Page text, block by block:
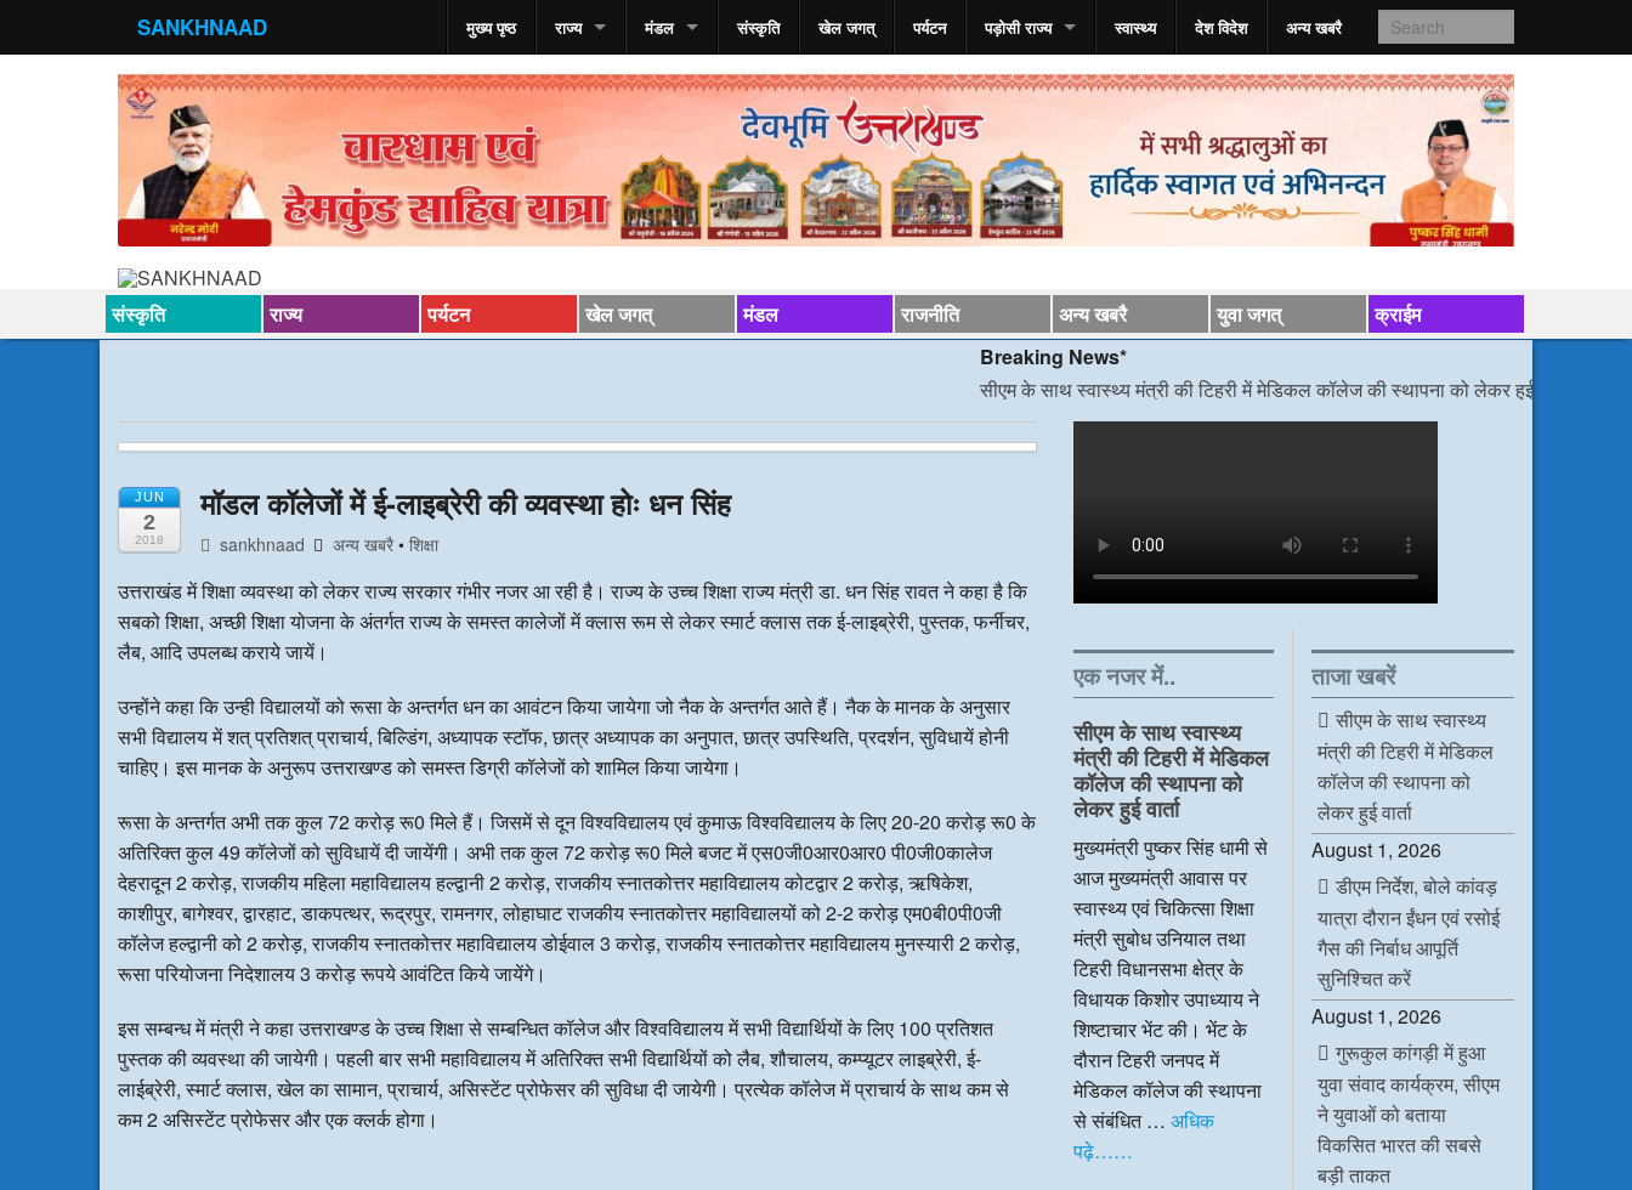
SANKHNAAD मुख्य पृष्ठ राज्य मंडल संस्कृति खेल जगत् पर्यटन पड़ोसी राज्य स्वास्‍थ्य देश विदेश अन्य खबरै
संस्कृति राज्य पर्यटन खेल जगत् मंडल राजनीति अन्य खबरै युवा जगत्
क्राईम
Breaking News*
सीएम के साथ स्वास्थ्य मंत्री की टिहरी में मेडिकल कॉलेज की स्थापना को लेकर हुई वार्ता/*/डीएम निर्देश,
JUN
2
2018
मॉडल कॉलेजों में ई-लाइब्रेरी की व्यवस्था होः धन सिंह
sankhnaad अन्य खबरै •शिक्षा
उत्तराखंड में शिक्षा व्यवस्था को लेकर राज्य सरकार गंभीर नजर आ रही है। राज्य के उच्च शिक्षा राज्य मंत्री डा. धन सिंह रावत ने कहा है कि
सबको शिक्षा, अच्छी शिक्षा योजना के अंतर्गत राज्य के समस्त कालेजों में क्लास रूम से लेकर स्मार्ट क्लास तक ई-लाइब्रेरी, पुस्तक, फर्नीचर,
लैब, आदि उपलब्ध कराये जायें।
उन्होंने कहा कि उन्ही विद्यालयों को रूसा के अन्तर्गत धन का आवंटन किया जायेगा जो नैक के अन्तर्गत आते हैं। नैक के मानक के अनुसार
सभी विद्यालय में शत् प्रतिशत् प्राचार्य, बिल्डिंग, अध्यापक स्टॉफ, छात्र अध्यापक का अनुपात, छात्र उपस्थिति, प्रदर्शन, सुविधायें होनी
चाहिए। इस मानक के अनुरूप उत्तराखण्ड को समस्त डिग्री कॉलेजों को शामिल किया जायेगा।
रूसा के अन्तर्गत अभी तक कुल 72 करोड़ रू0 मिले हैं। जिसमें से दून विश्वविद्यालय एवं कुमाऊ विश्वविद्यालय के लिए 20-20 करोड़ रू0 के
अतिरिक्त कुल 49 कॉलेजों को सुविधायें दी जायेंगी। अभी तक कुल 72 करोड़ रू0 मिले बजट में एस0जी0आर0आर0 पी0जी0कालेज
देहरादून 2 करोड़, राजकीय महिला महाविद्यालय हल्द्वानी 2 करोड़, राजकीय स्नातकोत्तर महाविद्यालय कोटद्वार 2 करोड़, ऋषिकेश,
काशीपुर, बागेश्वर, द्वारहाट, डाकपत्थर, रूद्रपुर, रामनगर, लोहाघाट राजकीय स्नातकोत्तर महाविद्यालयों को 2-2 करोड़ एम0बी0पी0जी
कॉलेज हल्द्वानी को 2 करोड़, राजकीय स्नातकोत्तर महाविद्यालय डोईवाल 3 करोड़, राजकीय स्नातकोत्तर महाविद्यालय मुनस्यारी 2 करोड़,
रूसा परियोजना निदेशालय 3 करोड़ रूपये आवंटित किये जायेंगे।
इस सम्बन्ध में मंत्री ने कहा उत्तराखण्ड के उच्च शिक्षा से सम्बन्धित कॉलेज और विश्वविद्यालय में सभी विद्यार्थियों के लिए 100 प्रतिशत
पुस्तक की व्यवस्था की जायेगी। पहली बार सभी महाविद्यालय में अतिरिक्त सभी विद्यार्थियों को लैब, शौचालय, कम्प्यूटर लाइब्रेरी, ई-
लाईब्रेरी, स्मार्ट क्लास, खेल का सामान, प्राचार्य, असिस्टेंट प्रोफेसर की सुविधा दी जायेगी। प्रत्येक कॉलेज में प्राचार्य के साथ कम से
कम 2 असिस्टेंट प्रोफेसर और एक क्लर्क होगा।
एक नजर में..
सीएम के साथ स्वास्थ्य
मंत्री की टिहरी में मेडिकल
कॉलेज की स्थापना को
लेकर हुई वार्ता
मुख्यमंत्री पुष्कर सिंह धामी से
आज मुख्यमंत्री आवास पर
स्वास्थ्य एवं चिकित्सा शिक्षा
मंत्री सुबोध उनियाल तथा
टिहरी विधानसभा क्षेत्र के
विधायक किशोर उपाध्याय ने
शिष्टाचार भेंट की। भेंट के
दौरान टिहरी जनपद में
मेडिकल कॉलेज की स्थापना
से संबंधित … अधिक
पढ़े……
ताजा खबरें
सीएम के साथ स्वास्थ्य
मंत्री की टिहरी में मेडिकल
कॉलेज की स्थापना को
लेकर हुई वार्ता
August 1, 2026
डीएम निर्देश, बोले कांवड़
यात्रा दौरान ईंधन एवं रसोई
गैस की निर्बाध आपूर्ति
सुनिश्चित करें
August 1, 2026
गुरूकुल कांगड़ी में हुआ
युवा संवाद कार्यक्रम, सीएम
ने युवाओं को बताया
विकसित भारत की सबसे
बड़ी ताकत